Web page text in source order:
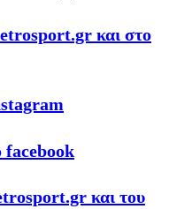
και στο
facebook
και του